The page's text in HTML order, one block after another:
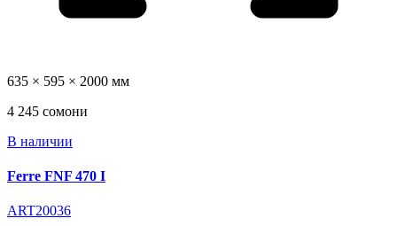
635 × 595 × 2000 мм
4 245 сомони
В наличии
Ferre FNF 470 I
ART20036